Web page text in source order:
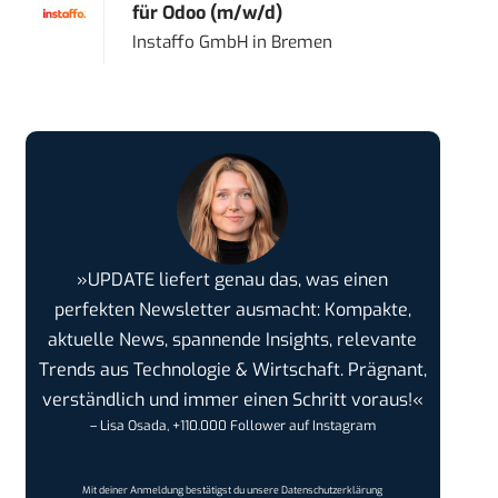
für Odoo (m/w/d)
Instaffo GmbH in Bremen
»UPDATE liefert genau das, was einen
perfekten Newsletter ausmacht: Kompakte,
aktuelle News, spannende Insights, relevante
Trends aus Technologie & Wirtschaft. Prägnant,
verständlich und immer einen Schritt voraus!«
– Lisa Osada, +110.000 Follower auf Instagram
Mit deiner Anmeldung bestätigst du unsereDatenschutzerklärung